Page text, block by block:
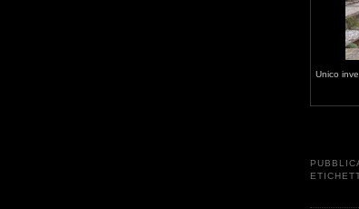
Unico